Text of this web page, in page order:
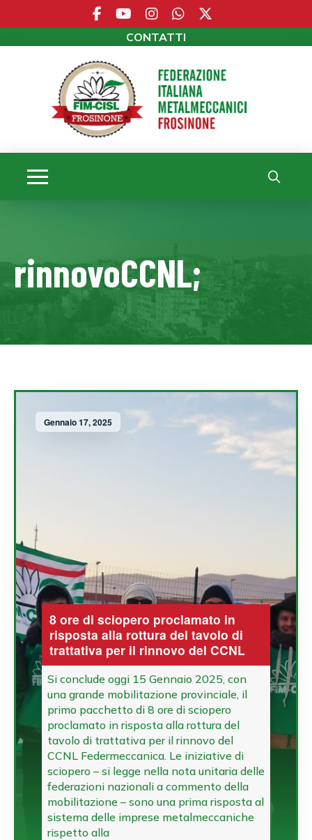
CONTATTI
rinnovoCCNL;
Gennaio 17, 2025
8 ore di sciopero proclamato in
risposta alla rottura del tavolo di
trattativa per il rinnovo del CCNL
Si conclude oggi 15 Gennaio 2025, con
una grande mobilitazione provinciale, il
primo pacchetto di 8 ore di sciopero
proclamato in risposta alla rottura del
tavolo di trattativa per il rinnovo del
CCNL Federmeccanica. Le iniziative di
sciopero – si legge nella nota unitaria delle
federazioni nazionali a commento della
mobilitazione – sono una prima risposta al
sistema delle imprese metalmeccaniche
rispetto alla